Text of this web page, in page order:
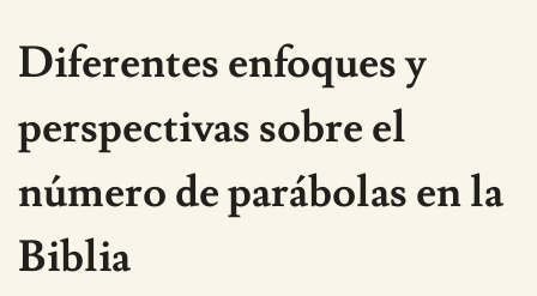
Diferentes enfoques y
perspectivas sobre el
número de parábolas en la
Biblia